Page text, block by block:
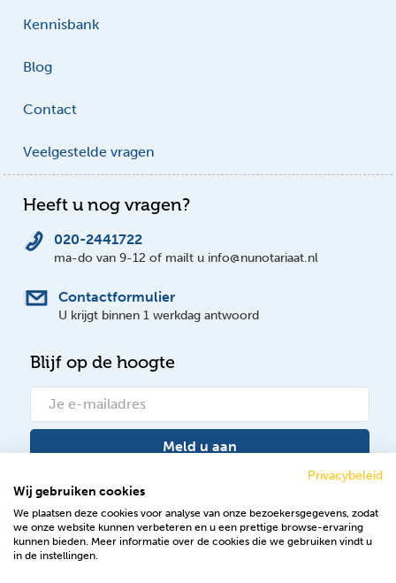
Kennisbank
Blog
Contact
Veelgestelde vragen
Heeft u nog vragen?
020-2441722
ma-do van 9-12 of mailt u info@nunotariaat.nl
Contactformulier
U krijgt binnen 1 werkdag antwoord
Blijf op de hoogte
Meld u aan
Volg ons op Facebook
Privacybeleid
Wij gebruiken cookies
We plaatsen deze cookies voor analyse van onze bezoekersgegevens, zodat
we onze website kunnen verbeteren en u een prettige browse-ervaring
kunnen bieden. Meer informatie over de cookies die we gebruiken vindt u
in de instellingen.